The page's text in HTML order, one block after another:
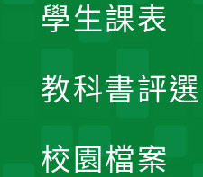
學生課表
教科書評選
校園檔案